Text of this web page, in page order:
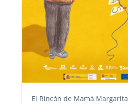
El Rincón de Mamá Margarita